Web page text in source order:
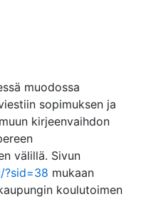
muodossa
sopimuksen ja
kirjeenvaihdon
välillä. Sivun
?sid=38 mukaan
koulutoimen